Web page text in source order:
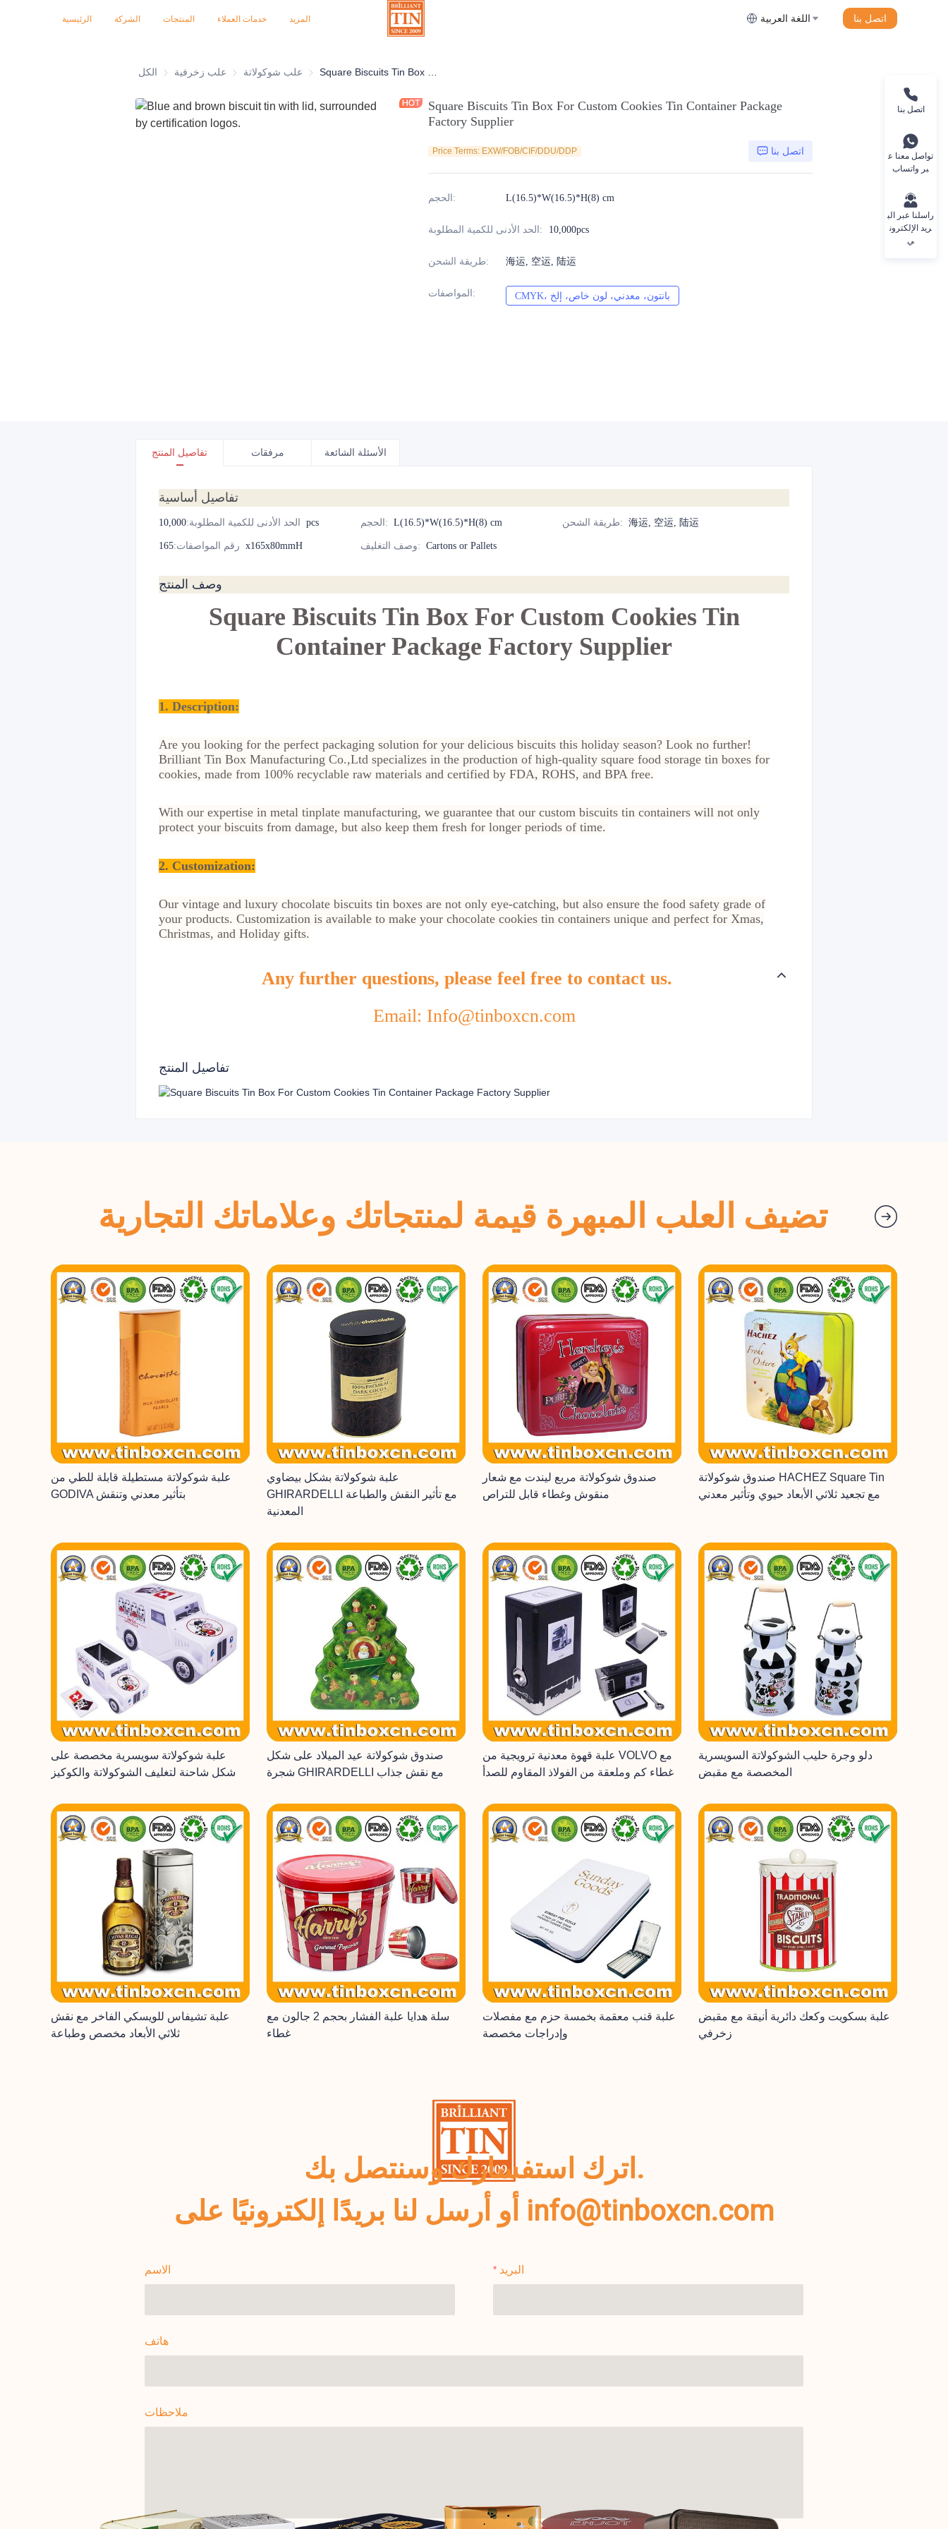
الرئيسية الشركة المنتجات خدمات العملاء معارض تجارية 2026الشهادات
الأخبار
المنتجات المزيد اللغة العربية اتصل بنا
الكل علب زخرفية علب زخرفية
علب شوكولاتة علب شوكولاتة
Square Biscuits Tin Box For Custom Cookies Tin Container Package
Factory Supplier
Price Terms: EXW/FOB/CIF/DDU/DDP اتصل بنا
الحجم : L(16.5)*W(16.5)*H(8) cm
الحد الأدنى للكمية المطلوبة : 10,000pcs
طريقة الشحن: 海运, 空运, 陆运
المواصفات : CMYK، بانتون، معدني، لون خاص، إلخ
تفاصيل المنتج مرفقات الأسئلة الشائعة
تفاصيل أساسية
الحد الأدنى للكمية المطلوبة: 10,000pcs الحجم : L(16.5)*W(16.5)*H(8) cm طريقة الشحن: 海运, 空运, 陆运
رقم المواصفات: 165x165x80mmH وصف التغليف: Cartons or Pallets
وصف المنتج
Square Biscuits Tin Box For Custom Cookies Tin
Container Package Factory Supplier
1. Description:
Are you looking for the perfect packaging solution for your delicious biscuits this holiday season? Look no further!
Brilliant Tin Box Manufacturing Co.,Ltd specializes in the production of high-quality square food storage tin boxes for
cookies, made from 100% recyclable raw materials and certified by FDA, ROHS, and BPA free.
With our expertise in metal tinplate manufacturing, we guarantee that our custom biscuits tin containers will not only
protect your biscuits from damage, but also keep them fresh for longer periods of time.
2. Customization:
Our vintage and luxury chocolate biscuits tin boxes are not only eye-catching, but also ensure the food safety grade of
your products. Customization is available to make your chocolate cookies tin containers unique and perfect for Xmas,
Christmas, and Holiday gifts.
Any further questions, please feel free to contact us.
Email: Info@tinboxcn.com
تفاصيل المنتج
تضيف العلب المبهرة قيمة لمنتجاتك وعلاماتك التجارية
علبة شوكولاتة مستطيلة قابلة للطي من
GODIVA بتأثير معدني وتنقش
علبة شوكولاتة بشكل بيضاوي
GHIRARDELLI مع تأثير النقش والطباعة
المعدنية
صندوق شوكولاتة مربع ليندت مع شعار
منقوش وغطاء قابل للتراص
صندوق شوكولاتة HACHEZ Square Tin
مع تجعيد ثلاثي الأبعاد حيوي وتأثير معدني
علبة شوكولاتة سويسرية مخصصة على
شكل شاحنة لتغليف الشوكولاتة والكوكيز
صندوق شوكولاتة عيد الميلاد على شكل
شجرة GHIRARDELLI مع نقش جذاب
علبة قهوة معدنية ترويجية من VOLVO مع
غطاء كم وملعقة من الفولاذ المقاوم للصدأ
دلو وجرة حليب الشوكولاتة السويسرية
المخصصة مع مقبض
علبة تشيفاس للويسكي الفاخر مع نقش
ثلاثي الأبعاد مخصص وطباعة
سلة هدايا علبة الفشار بحجم 2 جالون مع
غطاء
علبة قنب معقمة بخمسة حزم مع مفصلات
وإدراجات مخصصة
علبة بسكويت وكعك دائرية أنيقة مع مقبض
زخرفي
اترك استفسارك وسنتصل بك.
أو أرسل لنا بريدًا إلكترونيًا على info@tinboxcn.com
الاسم البريد
هاتف
ملاحظات
اتصل بنا
تواصل معنا ع
بر واتساب
راسلنا عبر الب
ريد الإلكترون
ي